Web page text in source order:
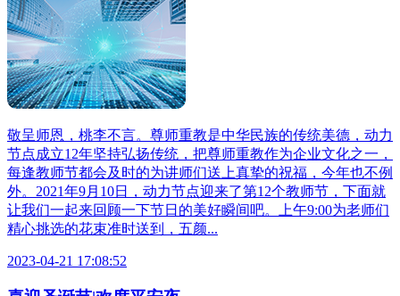
敬呈师恩，桃李不言。尊师重教是中华民族的传统美德，动力
节点成立12年坚持弘扬传统，把尊师重教作为企业文化之一，
每逢教师节都会及时的为讲师们送上真挚的祝福，今年也不例
外。2021年9月10日，动力节点迎来了第12个教师节，下面就
让我们一起来回顾一下节日的美好瞬间吧。上午9:00为老师们
精心挑选的花束准时送到，五颜...
2023-04-21 17:08:52